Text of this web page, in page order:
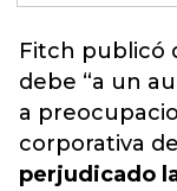
Fitch publicó
debe “a un
a
corporativa
perjudicado